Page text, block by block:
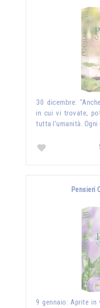
30 dicembre:
in cui vi trovate,
tutta l'umanità.
Pensieri
9 gennaio: Aprite in